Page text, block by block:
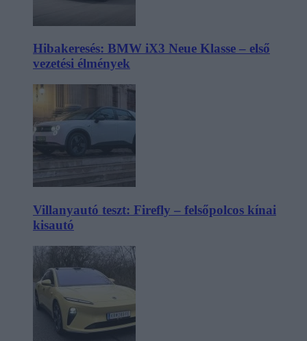
Hibakeresés: BMW iX3 Neue Klasse – első
vezetési élmények
Villanyautó teszt: Firefly – felsőpolcos kínai
kisautó